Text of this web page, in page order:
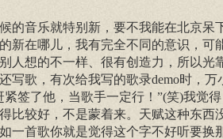
的音乐就特别新，要不我能在北京呆
新在哪儿，我有完全不同的意识，可
人想的不一样、很有创造力，所以光
写歌，有次给我写的歌录demo时，万
紧签了他，当歌手一定行！”(笑)我觉
比较好，不是蒙着来。天赋这种东西
一首歌你就是觉得这个字不好听要换